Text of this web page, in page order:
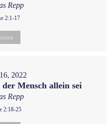
Repp
2:1-17
2022
Mensch allein sei
Repp
2:18-25